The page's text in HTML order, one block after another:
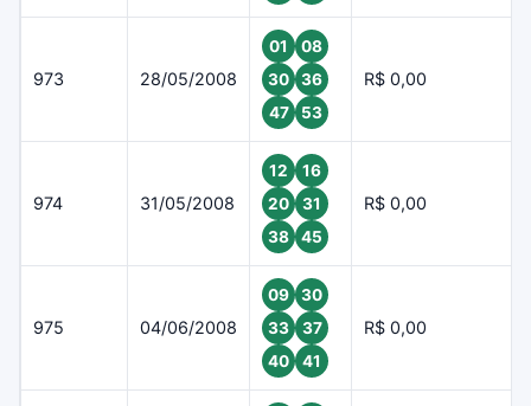
973 28/05/2008
01
08
30
36
47
53
R$ 0,00
974 31/05/2008
12
16
20
31
38
45
R$ 0,00
975 04/06/2008
09
30
33
37
40
41
R$ 0,00